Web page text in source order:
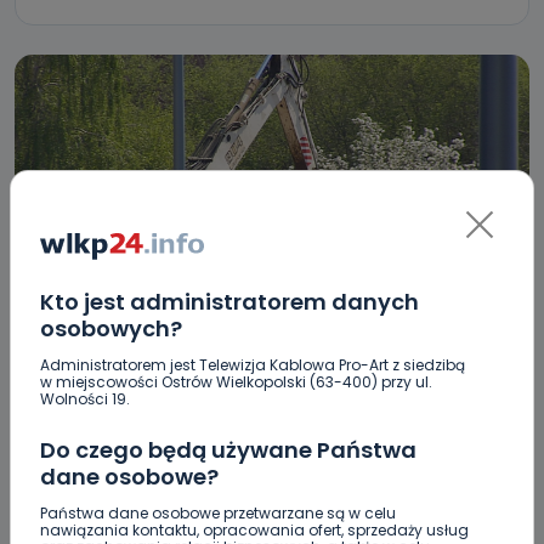
Kto jest administratorem danych
osobowych?
Administratorem jest Telewizja Kablowa Pro-Art z siedzibą
w miejscowości Ostrów Wielkopolski (63-400) przy ul.
Wolności 19.
Do czego będą używane Państwa
dane osobowe?
Państwa dane osobowe przetwarzane są w celu
nawiązania kontaktu, opracowania ofert, sprzedaży usług
REGION WIADOMOŚCI
Trwa budowa ronda. Jak nie zabłądzić w
Jarocinie?
02.05.2019 13:07
Sebastian Matyszczak